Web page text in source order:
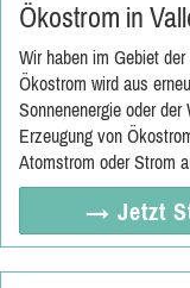
Ökostrom in
Wir haben im Gebiet
Ökostrom wird aus
Sonnenenergie oder
Erzeugung von
Atomstrom oder Strom
→ Jetzt